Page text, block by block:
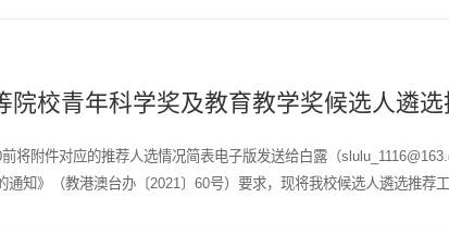
校青年科学奖及教育教学奖候选人遴选
将附件对应的推荐人选情况简表电子版发送给白露（
知》（教港澳台办〔2021〕60号）要求，现将我校候选人遴选推